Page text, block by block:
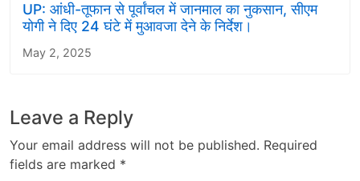
UP: आंधी-तूफान से पूर्वांचल में जानमाल का नुकसान, सीएम
योगी ने दिए 24 घंटे में मुआवजा देने के निर्देश।
May 2, 2025
Leave a Reply
Your email address will not be published. Required
fields are marked *